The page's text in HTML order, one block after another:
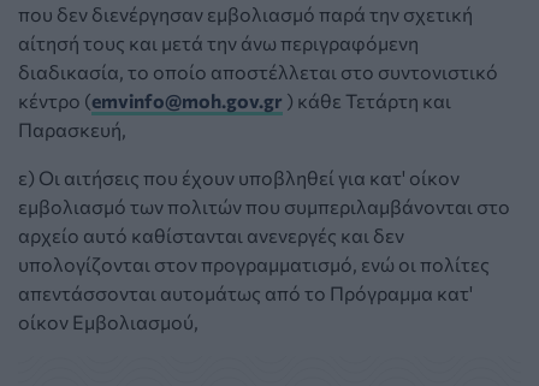
που δεν διενέργησαν εμβολιασμό παρά την σχετική
αίτησή τους και μετά την άνω περιγραφόμενη
διαδικασία, το οποίο αποστέλλεται στο συντονιστικό
κέντρο (emvinfo@moh.gov.gr ) κάθε Τετάρτη και
Παρασκευή,
ε) Οι αιτήσεις που έχουν υποβληθεί για κατ' οίκον
εμβολιασμό των πολιτών που συμπεριλαμβάνονται στο
αρχείο αυτό καθίστανται ανενεργές και δεν
υπολογίζονται στον προγραμματισμό, ενώ οι πολίτες
απεντάσσονται αυτομάτως από το Πρόγραμμα κατ'
οίκον Εμβολιασμού,